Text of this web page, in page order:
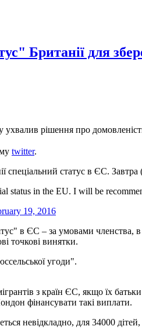
Британії для
рішення про
twitter.
статус в ЄС. Завтра
status in the EU. I will be
19, 2016
в ЄС – за умовами членства,
точкові винятки.
угоди".
з країн ЄС, якщо їх
фінансувати такі виплати.
невідкладно, для 34000